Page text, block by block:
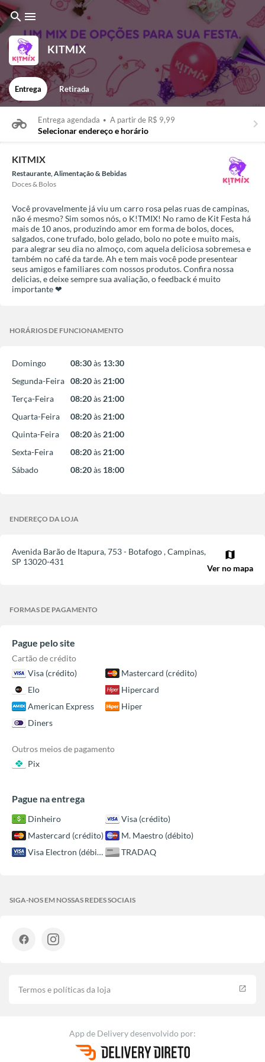
search menu
KITMIX
Entrega Retirada
Entrega agendada • A partir de R$ 9,99
Selecionar endereço e horário keyboard_arrow_right
KITMIX
Restaurante, Alimentação & Bebidas
Doces & Bolos
Você provavelmente já viu um carro rosa pelas ruas de campinas,
não é mesmo? Sim somos nós, o K!TMIX! No ramo de Kit Festa há
mais de 10 anos, produzindo amor em forma de bolos, doces,
salgados, cone trufado, bolo gelado, bolo no pote e muito mais,
para alegrar seu dia no almoço, com aquela deliciosa sobremesa e
também no café da tarde. Ah e tem mais você pode presentear
seus amigos e familiares com nossos produtos. Confira nossa
delicias, e deixe sempre sua avaliação, o feedback é muito
importante ❤
HORÁRIOS DE FUNCIONAMENTO
Domingo 08:30às 13:30
Segunda-Feira 08:20às 21:00
Terça-Feira
08:20às 21:00
Quarta-Feira
08:20às 21:00
Quinta-Feira
08:20às 21:00
Sexta-Feira
08:20às 21:00
Sábado
08:20às 18:00
ENDEREÇO DA LOJA
Avenida Barão de Itapura, 753 - Botafogo,Campinas,
SP 13020-431
map
Ver no mapa
FORMAS DE PAGAMENTO
Pague pelo site
Cartão de crédito
Visa (crédito)
Mastercard (crédito)
Elo
Hipercard
American Express
Hiper
Diners
Outros meios de pagamento
Pix
Pague na entrega
Dinheiro
Visa (crédito)
Mastercard (crédito)
M. Maestro (débito)
Visa Electron (débito)
TRADAQ
SIGA-NOS EM NOSSAS REDES SOCIAIS
Termos e políticas da loja launch
App de Deliverydesenvolvido por: